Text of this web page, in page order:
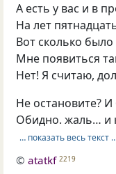
А есть у вас и в
На лет
Вот сколько
Мне появиться
Нет! Я считаю,
Не остановите?
Обидно. жаль… и
… показать весь текст
©atatkf 2219